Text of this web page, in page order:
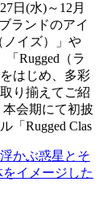
日(水)～12月
ランドのアイ
ノイズ）」や
「Rugged（ラ
はじめ、多彩
り揃えてご紹
会期にて初披
「Rugged Clas